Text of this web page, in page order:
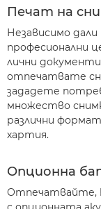
Печат на
Независимо дали
професионални
лични
отпечатвате
зададете
множество
различни
хартия.
Опционна
Отпечатвайте,